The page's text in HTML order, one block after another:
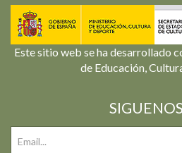
Este sitio web se ha desarrollado
de Educación,